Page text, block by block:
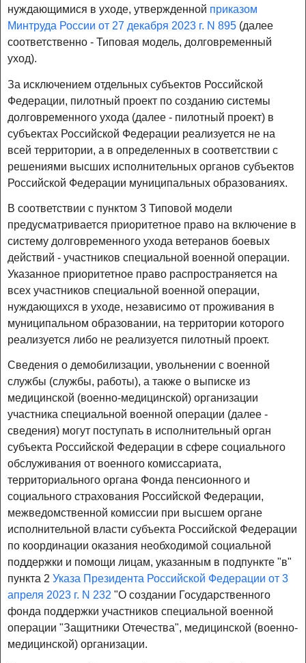
нуждающимися в уходе, утвержденной приказом
Минтруда России от 27 декабря 2023 г. N 895 (далее
соответственно - Типовая модель, долговременный
уход).
За исключением отдельных субъектов Российской
Федерации, пилотный проект по созданию системы
долговременного ухода (далее - пилотный проект) в
субъектах Российской Федерации реализуется не на
всей территории, а в определенных в соответствии с
решениями высших исполнительных органов субъектов
Российской Федерации муниципальных образованиях.
В соответствии с пунктом 3 Типовой модели
предусматривается приоритетное право на включение в
систему долговременного ухода ветеранов боевых
действий - участников специальной военной операции.
Указанное приоритетное право распространяется на
всех участников специальной военной операции,
нуждающихся в уходе, независимо от проживания в
муниципальном образовании, на территории которого
реализуется либо не реализуется пилотный проект.
Сведения о демобилизации, увольнении с военной
службы (службы, работы), а также о выписке из
медицинской (военно-медицинской) организации
участника специальной военной операции (далее -
сведения) могут поступать в исполнительный орган
субъекта Российской Федерации в сфере социального
обслуживания от военного комиссариата,
территориального органа Фонда пенсионного и
социального страхования Российской Федерации,
межведомственной комиссии при высшем органе
исполнительной власти субъекта Российской Федерации
по координации оказания необходимой социальной
поддержки и помощи лицам, указанным в подпункте "в"
пункта 2 Указа Президента Российской Федерации от 3
апреля 2023 г. N 232 "О создании Государственного
фонда поддержки участников специальной военной
операции "Защитники Отечества", медицинской (военно-
медицинской) организации.